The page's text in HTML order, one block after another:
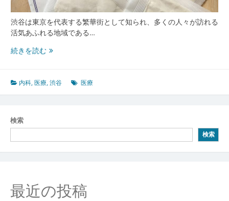
渋谷は東京を代表する繁華街として知られ、多くの人々が訪れる
活気あふれる地域である…
続きを読む渋
見
つ
心
内科,医療,渋谷 医療
検索
検索
最近の投稿